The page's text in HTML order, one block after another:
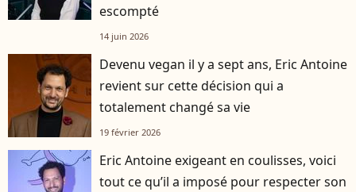
escompté
14 juin 2026
Devenu vegan il y a sept ans, Eric Antoine
revient sur cette décision qui a
totalement changé sa vie
19 février 2026
Eric Antoine exigeant en coulisses, voici
tout ce qu’il a imposé pour respecter son